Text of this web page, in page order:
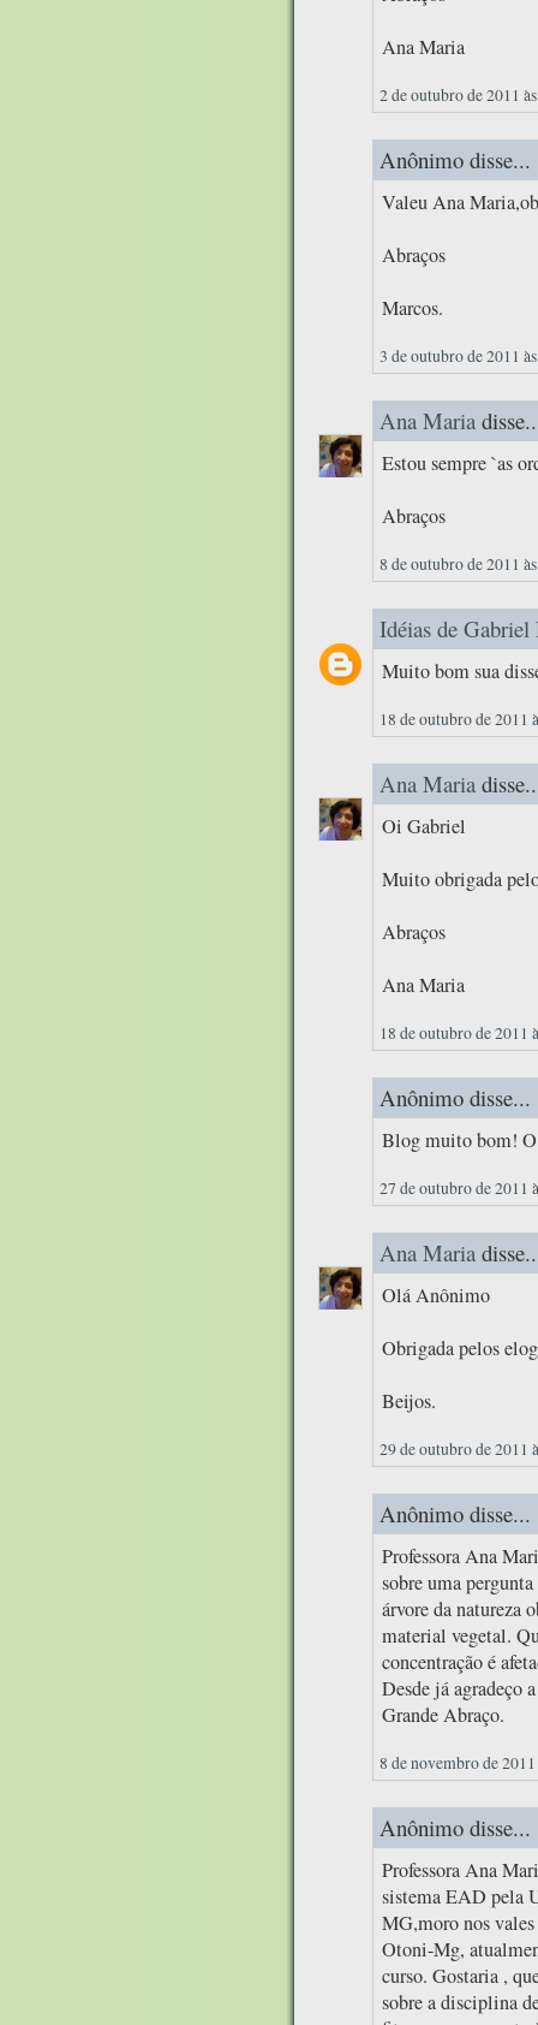
Ana Maria
2 de outubro de 2011
Anônimo disse...
Valeu Ana
Abraços
Marcos.
3 de outubro de 2011
Ana Maria
Estou sempre `as
Abraços
8 de outubro de 2011
Idéias de
Muito bom sua
18 de outubro de 2011
Ana Maria
Oi Gabriel
Muito obrigada
Abraços
Ana Maria
18 de outubro de 2011
Anônimo disse...
Blog muito bom!
27 de outubro de 2011
Ana Maria
Olá Anônimo
Obrigada pelos
Beijos.
29 de outubro de 2011
Anônimo disse...
Professora Ana
sobre uma
árvore da natureza
material vegetal.
concentração é
Desde já agradeço
Grande Abraço.
8 de novembro de
Anônimo disse...
Professora Ana
sistema EAD pela
MG,moro nos
Otoni-Mg,
curso. Gostaria ,
sobre a disciplina